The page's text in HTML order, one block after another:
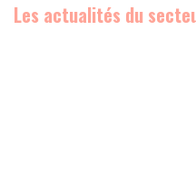
Les actualités du